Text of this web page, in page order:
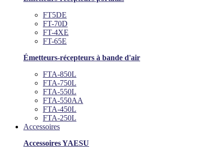
FT5DE
FT-70D
FT-4XE
FT-65E
Émetteurs-récepteurs à bande d'air
FTA-850L
FTA-750L
FTA-550L
FTA-550AA
FTA-450L
FTA-250L
Accessoires
Accessoires YAESU